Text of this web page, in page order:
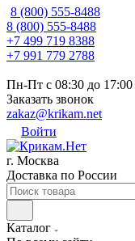
8 (800) 555-8488
8 (800) 555-8488
+7 499 719 8388
+7 991 779 2788
Пн-Пт с 08:30 до 17:00
Заказать звонок
zakaz@krikam.net
Войти
г. Москва
Доставка по России
Каталог